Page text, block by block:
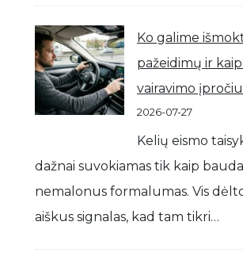
Ko galime
pažeidimų ir
vairavimo
2026-07-27
Kelių eismo
dažnai suvokiamas tik kaip
nemalonus formalumas. Vis
aiškus signalas, kad tam tikri…